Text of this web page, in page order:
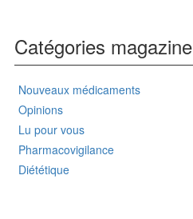
Catégories magazine
Nouveaux médicaments
Opinions
Lu pour vous
Pharmacovigilance
Diététique